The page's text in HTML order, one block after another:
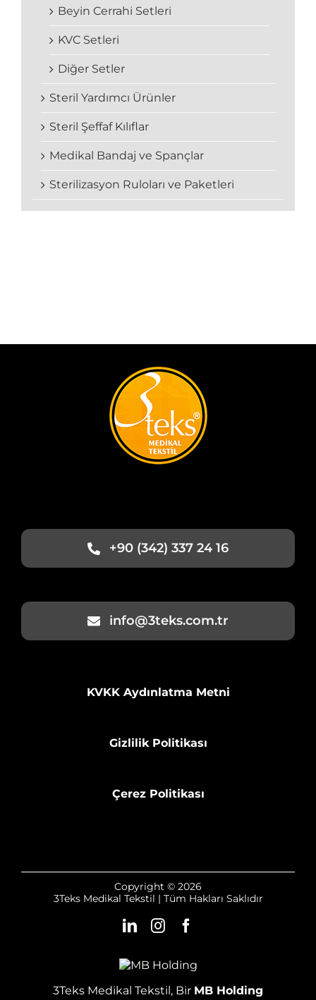
Beyin Cerrahi Setleri
KVC Setleri
Diğer Setler
Steril Yardımcı Ürünler
Steril Şeffaf Kılıflar
Medikal Bandaj ve Spançlar
Sterilizasyon Ruloları ve Paketleri
+90 (342) 337 24 16
info@3teks.com.tr
KVKK Aydınlatma Metni
Gizlilik Politikası
Çerez Politikası
Copyright © 2026
3Teks Medikal Tekstil | Tüm Hakları Saklıdır
3Teks Medikal Tekstil, Bir MB Holding